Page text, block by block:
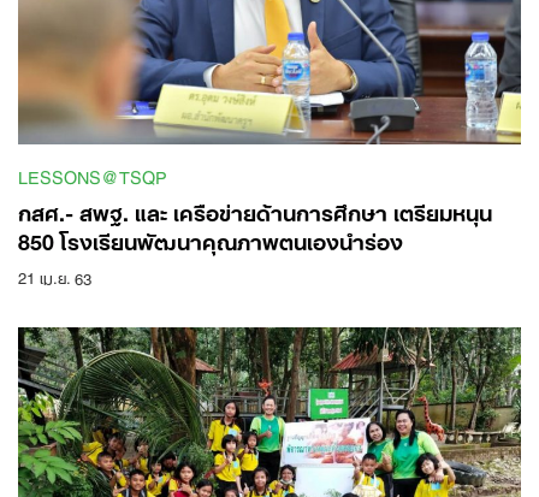
LESSONS@TSQP
กสศ.- สพฐ. และ เครือข่ายด้านการศึกษา เตรียมหนุน
850 โรงเรียนพัฒนาคุณภาพตนเองนำร่อง
21 เม.ย. 63